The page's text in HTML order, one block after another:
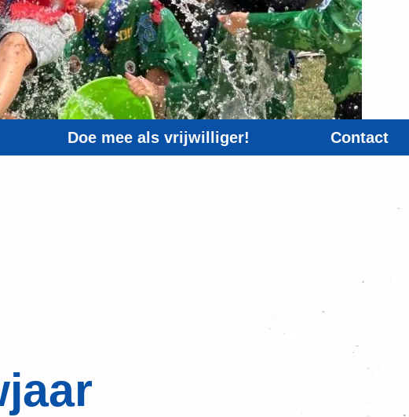
Doe mee als vrijwilliger! Contact